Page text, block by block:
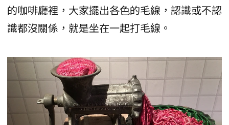
的咖啡廳裡，大家擺出各色的毛線，認識或不認
識都沒關係，就是坐在一起打毛線。